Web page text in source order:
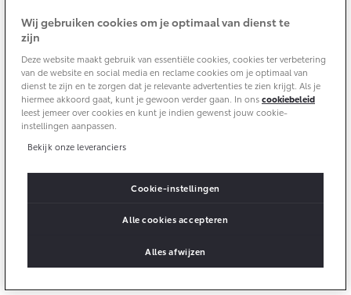
Vanaf € 33.495,- Vanaf € 35.495,-
Corolla Cross
Vanaf € 39.995,-
HYBRIDE
Vanaf € 36.495,-
Toyota Pechhulp
Schade & Glasherstel
10 jaar Toyota garantie
10 jaar batterijgarantie
Onderdelen & Accessoires
Oplaadservice
Thuislaadpakketten
Laadpas
Energie en slim laden
Toyota Autoverzekering
Toyota Hybride Autoverzekering
Leasen
Financial Lease
Operational Lease
Financieren of leasen
Bekijk de verwachte modellen
Plan je afspraak
Voordelen onderhoud op maat:
Keuze uit onderhoudspakketten: Budget, Standaard
of Compleet
Altijd het officiële fabrieksonderhoud
Welk onderhoudspakket past het best bij
Wij gebruiken cookies om je optimaal van dienst te
zijn
Deze website maakt gebruik van essentiële cookies, cookies ter verbetering
van de website en social media en reclame cookies om je optimaal van
dienst te zijn en te zorgen dat je relevante advertenties te zien krijgt. Als je
hiermee akkoord gaat, kunt je gewoon verder gaan. In onscookiebeleid
leest jemeer over cookies en kunt je indien gewenst jouw cookie-
instellingen aanpassen.
Bekijk onze leveranciers
Cookie-instellingen
Alles afwijzen
Alle cookies accepteren